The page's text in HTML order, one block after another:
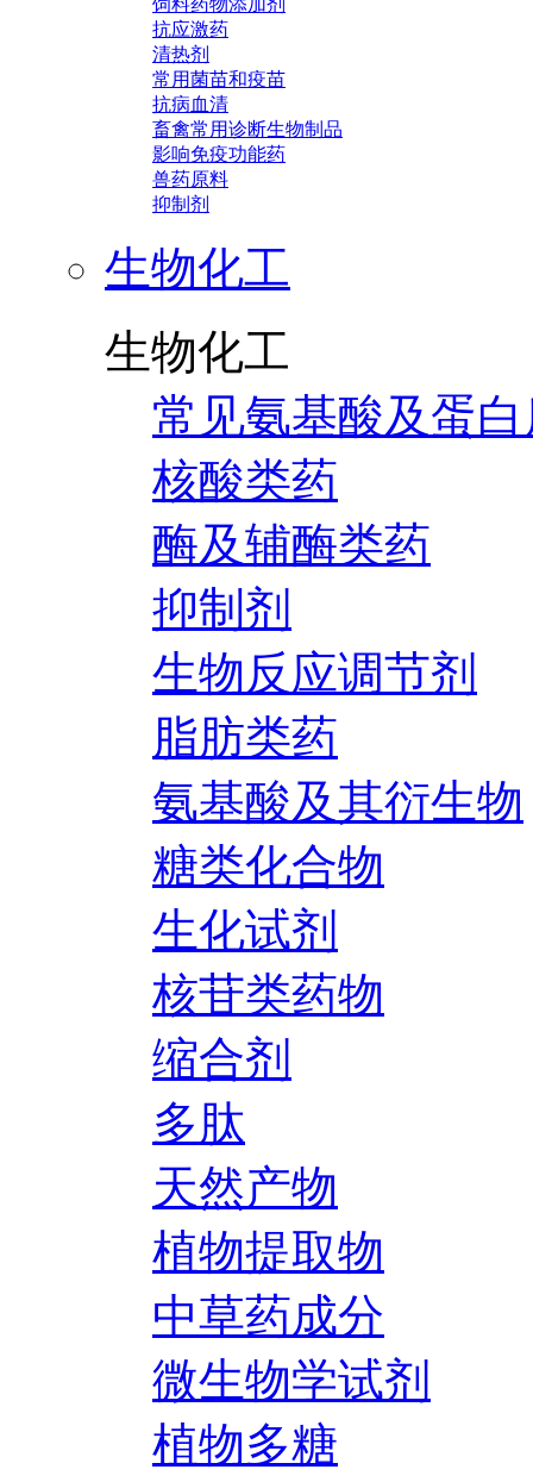
饲料药物添加剂
抗应激药
清热剂
常用菌苗和疫苗
抗病血清
畜禽常用诊断生物制品
影响免疫功能药
兽药原料
抑制剂
生物化工
生物化工
常见氨基酸及蛋
核酸类药
酶及辅酶类药
抑制剂
生物反应调节剂
脂肪类药
氨基酸及其衍生物
糖类化合物
生化试剂
核苷类药物
缩合剂
多肽
天然产物
植物提取物
中草药成分
微生物学试剂
植物多糖